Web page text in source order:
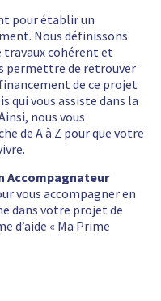
pour établir un
Nous définissons
travaux cohérent et
permettre de retrouver
de ce projet
qui vous assiste dans la
nous vous
de A à Z pour que votre
Accompagnateur
vous accompagner en
dans votre projet de
d’aide « Ma Prime